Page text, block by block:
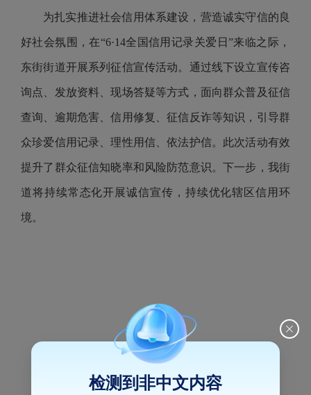
为扎实推进社会信用体系建设，营造诚实守信的良
好社会氛围，在“6·14全国信用记录关爱日”来临之际，
东街街道开展系列征信宣传活动。通过线下设立宣传咨
询点、发放资料、现场答疑等方式，面向群众普及征信
查询、逾期危害、信用修复、征信反诈等知识，引导群
众珍爱信用记录、理性用信、依法护信。此次活动有效
提升了群众征信知晓率和风险防范意识。下一步，我街
道将持续常态化开展诚信宣传，持续优化辖区信用环
境。
检测到非中文内容